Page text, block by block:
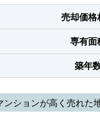
売却価格
専有面
築年
ンションが高く売れた